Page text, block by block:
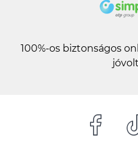
100%-os biztonságos